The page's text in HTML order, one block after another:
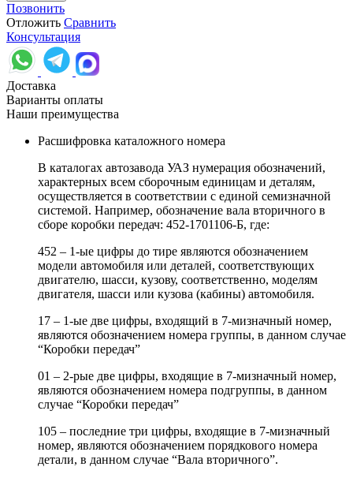
Позвонить
Отложить Сравнить
Консультация
Доставка
Варианты оплаты
Наши преимущества
Расшифровка каталожного номера
В каталогах автозавода УАЗ нумерация обозначений,
характерных всем сборочным единицам и деталям,
осуществляется в соответствии с единой семизначной
системой. Например, обозначение вала вторичного в
сборе коробки передач: 452-1701106-Б, где:
452 – 1-ые цифры до тире являются обозначением
модели автомобиля или деталей, соответствующих
двигателю, шасси, кузову, соответственно, моделям
двигателя, шасси или кузова (кабины) автомобиля.
17 – 1-ые две цифры, входящий в 7-мизначный номер,
являются обозначением номера группы, в данном случае
“Коробки передач”
01 – 2-рые две цифры, входящие в 7-мизначный номер,
являются обозначением номера подгруппы, в данном
случае “Коробки передач”
105 – последние три цифры, входящие в 7-мизначный
номер, являются обозначением порядкового номера
детали, в данном случае “Вала вторичного”.